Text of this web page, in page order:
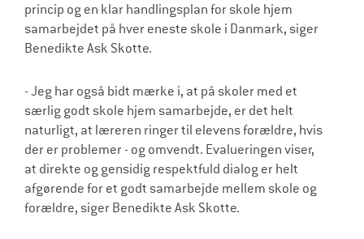
princip og en klar handlingsplan for skole hjem
samarbejdet på hver eneste skole i Danmark, siger
Benedikte Ask Skotte.
- Jeg har også bidt mærke i, at på skoler med et
særlig godt skole hjem samarbejde, er det helt
naturligt, at læreren ringer til elevens forældre, hvis
der er problemer - og omvendt. Evalueringen viser,
at direkte og gensidig respektfuld dialog er helt
afgørende for et godt samarbejde mellem skole og
forældre, siger Benedikte Ask Skotte.